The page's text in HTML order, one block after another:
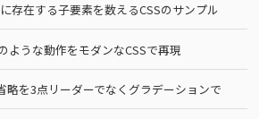
存在する子要素を数えるCSSのサンプル
ような動作をモダンなCSSで再現
略を3点リーダーでなくグラデーションで